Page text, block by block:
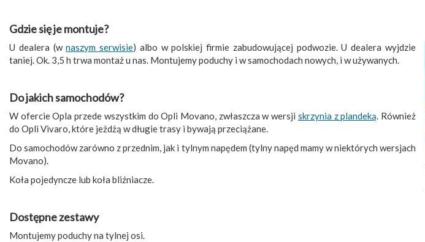
Gdzie się je montuje?
U dealera (wnaszym serwisie) albo w polskiej firmie zabudowującej podwozie. U dealera wyjdzie
taniej. Ok. 3,5 h trwa montaż u nas. Montujemy poduchy i w samochodach nowych, i w używanych.
Do jakich samochodów?
W ofercie Opla przede wszystkim do Opli Movano, zwłaszcza w wersji skrzynia z plandeką. Również
do Opli Vivaro, które jeżdżą w długie trasy i bywają przeciążane.
Do samochodów zarówno z przednim, jak i tylnym napędem (tylny napęd mamy w niektórych wersjach
Movano).
Koła pojedyncze lub koła bliźniacze.
Dostępne zestawy
Montujemy poduchy na tylnej osi.